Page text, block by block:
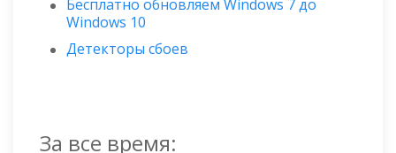
Бесплатно обновляем Windows 7 до
Windows 10
Детекторы сбоев
За все время: